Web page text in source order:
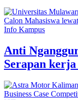
Info Kampus
Anti
Serapan